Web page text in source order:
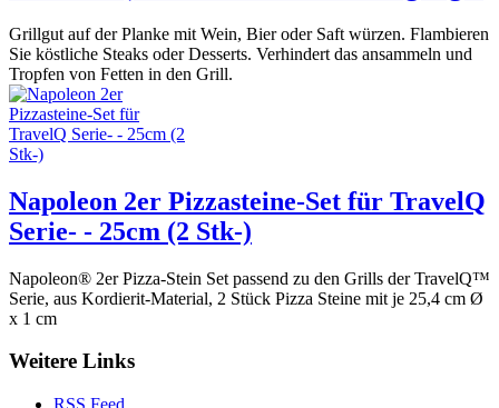
Grillgut auf der Planke mit Wein, Bier oder Saft würzen. Flambieren
Sie köstliche Steaks oder Desserts. Verhindert das ansammeln und
Tropfen von Fetten in den Grill.
Napoleon 2er Pizzasteine-Set für TravelQ
Serie- - 25cm (2 Stk-)
Napoleon® 2er Pizza-Stein Set passend zu den Grills der TravelQ™
Serie, aus Kordierit-Material, 2 Stück Pizza Steine mit je 25,4 cm Ø
x 1 cm
Weitere Links
RSS Feed